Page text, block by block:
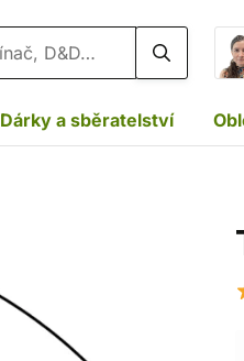
Dárky a sběratelství